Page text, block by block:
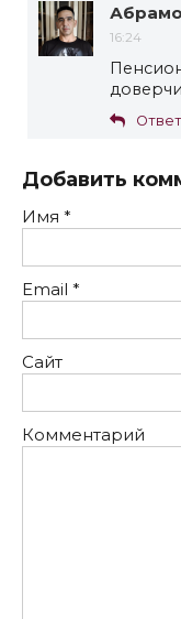
16:24
Добавить
Имя *
Email *
Сайт
Комментарий